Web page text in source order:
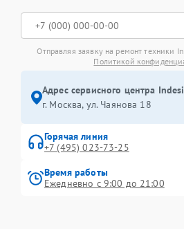
Отправляя заявку на ремонт техники
Политикой
Адрес сервисного центра
г. Москва, ул. Чаянова 18
Горячая линия
+7 (495) 023-73-25
Время работы
Ежедневно с 9:00 до 21:00